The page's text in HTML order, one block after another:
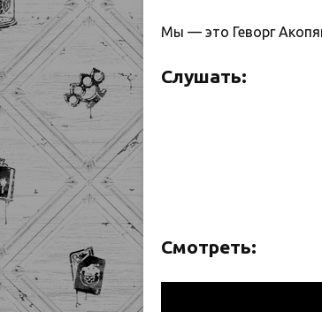
Мы — это Геворг
Слушать:
Смотреть: